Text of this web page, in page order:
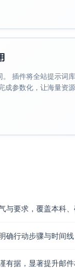
并保留必要的处理时
C. G., & Roe, R.
L., & Phillips, A. P.
performance
理与及时决策对学
插件将全站提示词
参数化，让海量资
要求，覆盖本科、
行动步骤与时间线
据，显著提升邮件